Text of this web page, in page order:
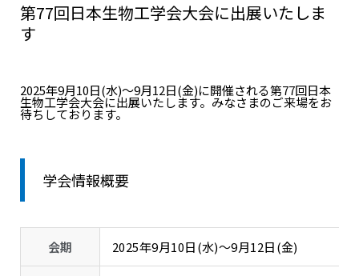
第77回日本生物工学会大会に出展いたしま
す
2025年9月10日(水)～9月12日(金)に開催される第77回日本
生物工学会大会に出展いたします。みなさまのご来場をお
待ちしております。
学会情報概要
会期 2025年9月10日(水)～9月12日(金)